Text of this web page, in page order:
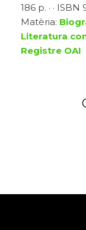
186 p. · ·
Matèria:
Literatura
Registre OAI